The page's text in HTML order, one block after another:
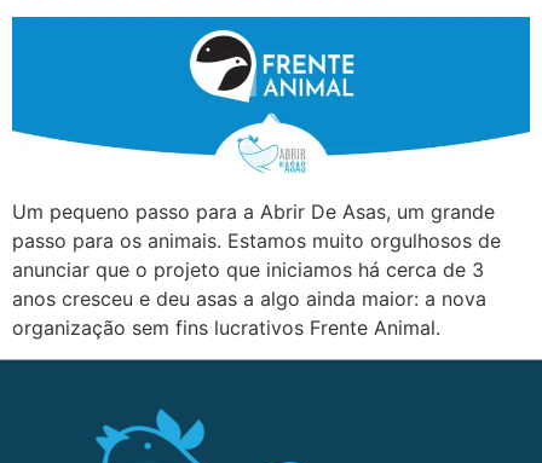
Um pequeno passo para a Abrir De Asas, um grande
passo para os animais. Estamos muito orgulhosos de
anunciar que o projeto que iniciamos há cerca de 3
anos cresceu e deu asas a algo ainda maior: a nova
organização sem fins lucrativos Frente Animal.